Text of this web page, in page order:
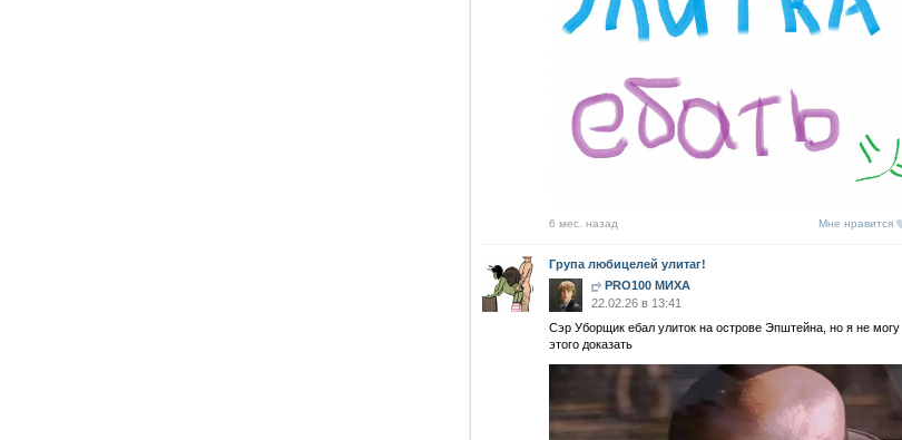
Мне нравится
6 мес. назад
Група любицелей улитаг!
PRO100 МИХА
22.02.26 в 13:41
Сэр Уборщик ебал улиток на острове Эпштейна, но я не могу
этого доказать